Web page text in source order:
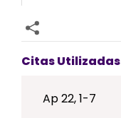
Citas Utilizadas
Ap 22, 1-7